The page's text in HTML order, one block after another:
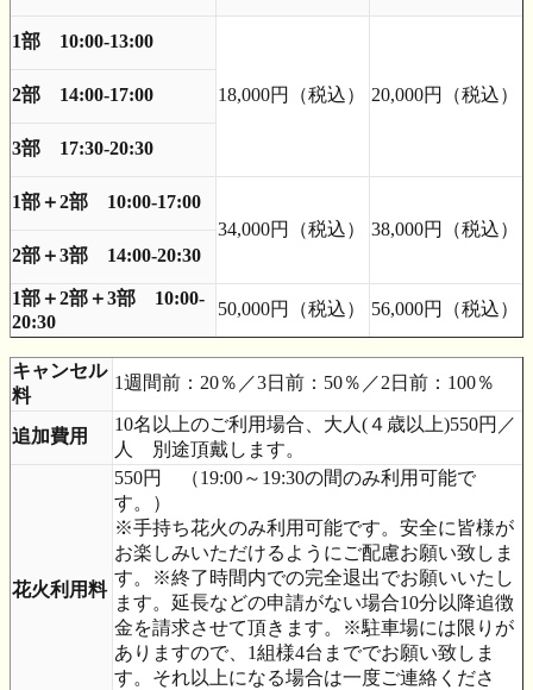
1部 10:00-13:00
18,000円（税込） 20,000円（税込）
2部 14:00-17:00
3部 17:30-20:30
1部＋2部 10:00-17:00
34,000円（税込）
38,000円（税込）
2部＋3部 14:00-20:30
1部＋2部＋3部 10:00-
20:30
50,000円（税込） 56,000円（税込）
キャンセル
料
1週間前：20％／3日前：50％／2日前：100％
追加費用
10名以上のご利用場合、大人(４歳以上)550円／
人 別途頂戴します。
花火利用料
550円 （19:00～19:30の間のみ利用可能で
す。）
※手持ち花火のみ利用可能です。安全に皆様が
お楽しみいただけるようにご配慮お願い致しま
す。※終了時間内での完全退出でお願いいたし
ます。延長などの申請がない場合10分以降追徴
金を請求させて頂きます。※駐車場には限りが
ありますので、1組様4台まででお願い致しま
す。それ以上になる場合は一度ご連絡くださ